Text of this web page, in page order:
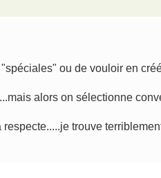
ou de vouloir en
alors on sélectionne
trouve